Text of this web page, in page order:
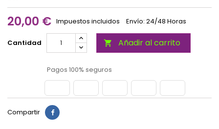
20,00 € Impuestos incluidos Envío: 24/48 Horas
Cantidad  Añadir al carrito
Pagos 100% seguros
Compartir